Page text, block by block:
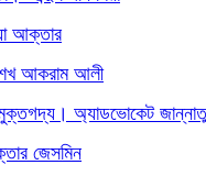
আক্তার
আকরাম আলী
মুক্তগদ্য। অ্যাডভোকেট
জেসমিন